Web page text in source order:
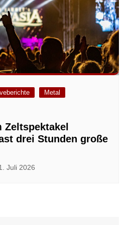
Metal
Zeltspektakel
drei Stunden große
Juli 2026